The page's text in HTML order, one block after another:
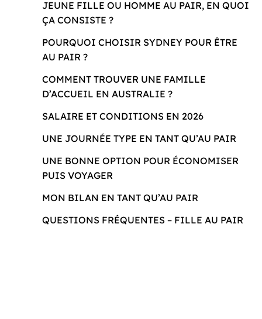
JEUNE FILLE OU HOMME AU PAIR, EN QUOI
ÇA CONSISTE ?
POURQUOI CHOISIR SYDNEY POUR ÊTRE
AU PAIR ?
COMMENT TROUVER UNE FAMILLE
D’ACCUEIL EN AUSTRALIE ?
SALAIRE ET CONDITIONS EN 2026
UNE JOURNÉE TYPE EN TANT QU’AU PAIR
UNE BONNE OPTION POUR ÉCONOMISER
PUIS VOYAGER
MON BILAN EN TANT QU’AU PAIR
QUESTIONS FRÉQUENTES – FILLE AU PAIR